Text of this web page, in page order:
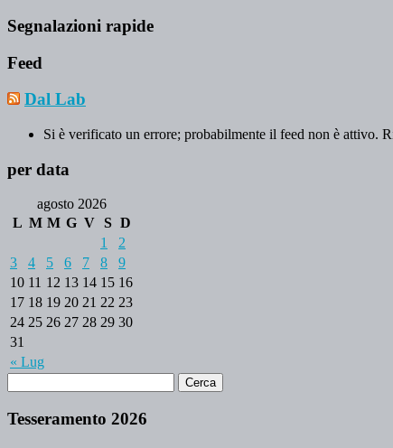
Segnalazioni rapide
Feed
Dal Lab
Si è verificato un errore; probabilmente il feed non è attivo.
per data
agosto 2026
L M M G V S D
« Lug
1
2
3
4 5 6 7 8
9
10 11 12 13 14 15 16
17 18 19 20 21 22 23
24 25 26 27 28 29 30
31
Tesseramento 2026